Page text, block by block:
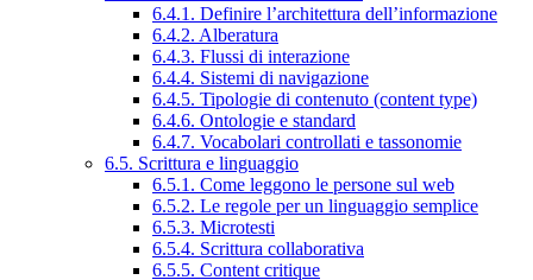
6.4.1. Definire l’architettura dell’informazione
6.4.2. Alberatura
6.4.3. Flussi di interazione
6.4.4. Sistemi di navigazione
6.4.5. Tipologie di contenuto (content type)
6.4.6. Ontologie e standard
6.4.7. Vocabolari controllati e tassonomie
6.5. Scrittura e linguaggio
6.5.1. Come leggono le persone sul web
6.5.2. Le regole per un linguaggio semplice
6.5.3. Microtesti
6.5.4. Scrittura collaborativa
6.5.5. Content critique